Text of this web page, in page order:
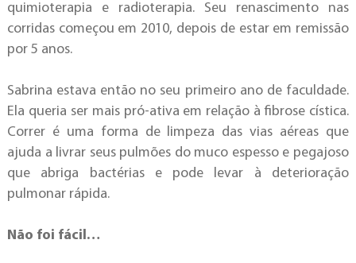
quimioterapia e radioterapia. Seu renascimento nas
corridas começou em 2010, depois de estar em remissão
por 5 anos.
Sabrina estava então no seu primeiro ano de faculdade.
Ela queria ser mais pró-ativa em relação à fibrose cística.
Correr é uma forma de limpeza das vias aéreas que
ajuda a livrar seus pulmões do muco espesso e pegajoso
que abriga bactérias e pode levar à deterioração
pulmonar rápida.
Não foi fácil…